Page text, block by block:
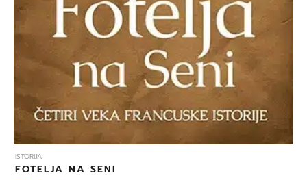
ISTORIJA
FOTELJA NA SENI